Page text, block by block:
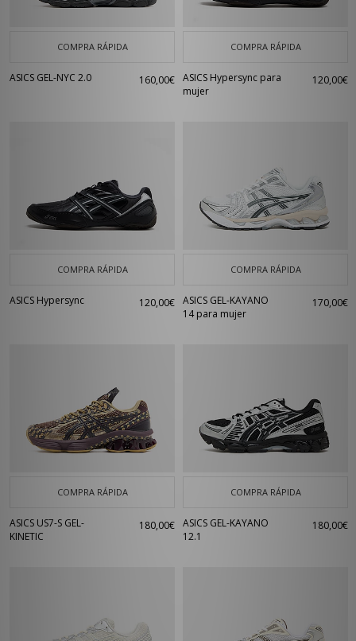
COMPRA RÁPIDA
ASICS GEL-NYC 2.0 160,00€
COMPRA RÁPIDA
ASICS Hypersync para
mujer
120,00€
COMPRA RÁPIDA
ASICS Hypersync 120,00€
COMPRA RÁPIDA
ASICS GEL-KAYANO
14 para mujer
170,00€
COMPRA RÁPIDA
ASICS US7-S GEL-
KINETIC
180,00€
COMPRA RÁPIDA
ASICS GEL-KAYANO
12.1
180,00€